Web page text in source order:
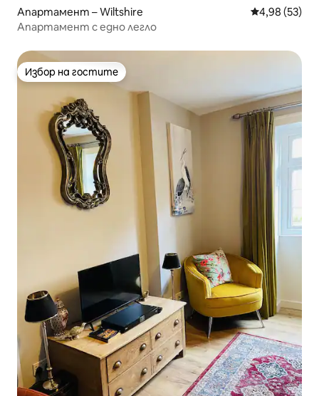
Апартамент – Wiltshire Средна
4,98 (53)
Апартамент с едно легло
Избор на гостите
Избор на гостите